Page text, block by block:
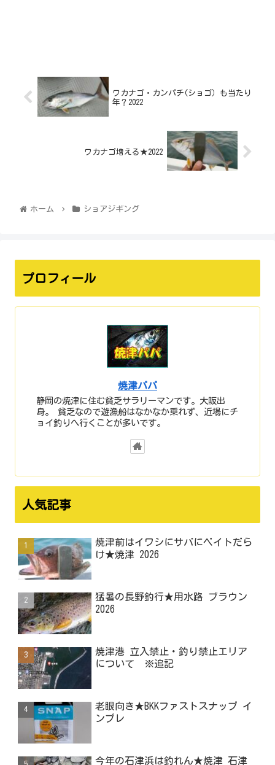
ワカナゴ・カンパチ(ショゴ）も当たり
年？2022
ワカナゴ増える★2022
ホーム ショアジギング
プロフィール
焼津パパ
静岡の焼津に住む貧乏サラリーマンです。大阪出
身。 貧乏なので遊漁船はなかなか乗れず、近場にチ
ョイ釣りへ行くことが多いです。
人気記事
焼津前はイワシにサバにベイトだら
け★焼津 2026
猛暑の長野釣行★用水路 ブラウン
2026
焼津港 立入禁止・釣り禁止エリア
について ※追記
老眼向き★BKKファストスナップ イ
ンプレ
今年の石津浜は釣れん★焼津 石津